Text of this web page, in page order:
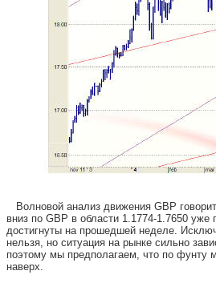
Волновой анализ движения GBP
вниз по GBP в области 1.1774-1.7650 уже
достигнуты на прошедшей неделе.
нельзя, но ситуация на рынке сильно
поэтому мы предполагаем, что по фунту
наверх.